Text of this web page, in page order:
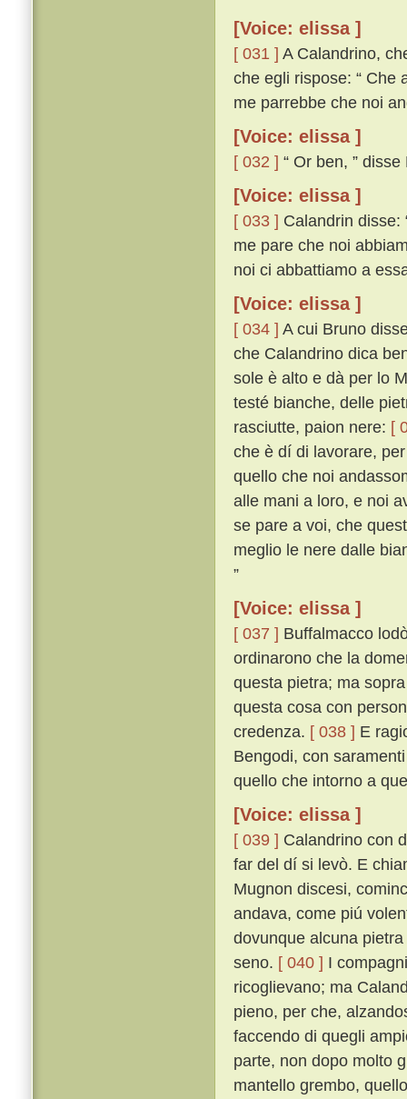
[Voice: elissa ]
[ 031 ] A Calandrino,
che egli rispose: “ Che
me parrebbe che noi
[Voice: elissa ]
[ 032 ] “ Or ben, ”
[Voice: elissa ]
[ 033 ] Calandrin disse:
me pare che noi
noi ci abbattiamo a
[Voice: elissa ]
[ 034 ] A cui Bruno
che Calandrino dica
sole è alto e dà per lo
testé bianche, delle
rasciutte, paion nere: [
che è dí di lavorare,
quello che noi
alle mani a loro, e noi
se pare a voi, che
meglio le nere dalle
”
[Voice: elissa ]
[ 037 ] Buffalmacco
ordinarono che la
questa pietra; ma
questa cosa con
credenza. [ 038 ] E
Bengodi, con
quello che intorno a
[Voice: elissa ]
[ 039 ] Calandrino con
far del dí si levò. E
Mugnon discesi,
andava, come piú
dovunque alcuna
seno. [ 040 ] I
ricoglievano; ma
pieno, per che,
faccendo di quegli
parte, non dopo molto
mantello grembo,